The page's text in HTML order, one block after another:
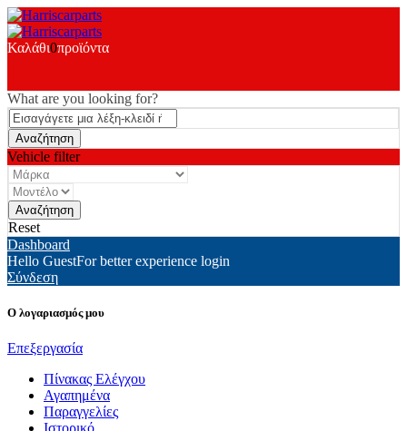
Καλάθι0προϊόντα
What are you looking for?
Vehicle filter
Reset
Dashboard
Hello GuestFor better experience login
Σύνδεση
Ο λογαριασμός μου
Επεξεργασία
Πίνακας Ελέγχου
Αγαπημένα
Παραγγελίες